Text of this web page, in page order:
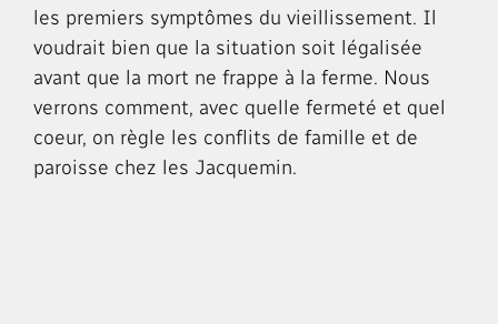
les premiers symptômes du vieillissement. Il
voudrait bien que la situation soit légalisée
avant que la mort ne frappe à la ferme. Nous
verrons comment, avec quelle fermeté et quel
coeur, on règle les conflits de famille et de
paroisse chez les Jacquemin.